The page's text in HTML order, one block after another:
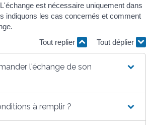
est nécessaire uniquement dans
indiquons les cas concernés et comment
Tout replier
Tout déplier
l'échange de son
à remplir ?